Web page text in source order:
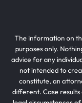
The information on
purposes only.
advice for any
not intended to
constitute, an
different. Case